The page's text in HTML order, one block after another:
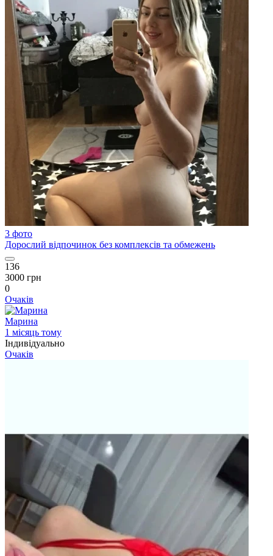
3 фото
Дорослий відпочинок без комплексів та обмежень
136
3000 грн
0
Очаків
Марина
1 місяць тому
Індивідуально
Очаків